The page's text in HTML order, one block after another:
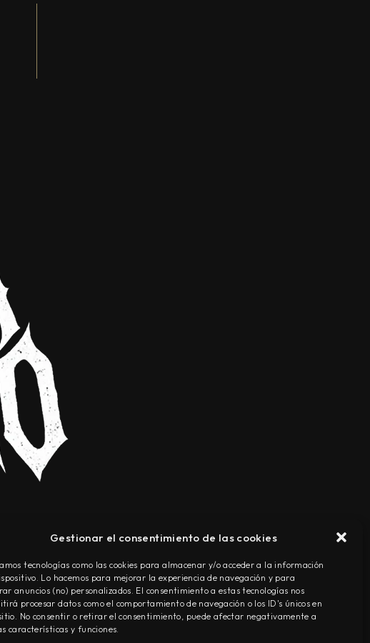
Gestionar el consentimiento de las cookies
tecnologías como las cookies para almacenar y/o acceder a la información
Lo hacemos para mejorar la experiencia de navegación y para
anuncios (no) personalizados. El consentimiento a estas tecnologías nos
procesar datos como el comportamiento de navegación o los ID's únicos en
No consentir o retirar el consentimiento, puede afectar negativamente a
características y funciones.
TÉRMINOS Y CONDICIONES